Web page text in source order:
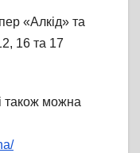
«Алкід» та
16 та 17
також можна